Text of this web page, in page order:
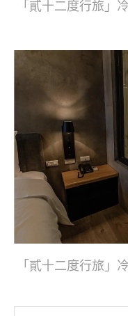
「貳十二度行旅」
「貳十二度行旅」